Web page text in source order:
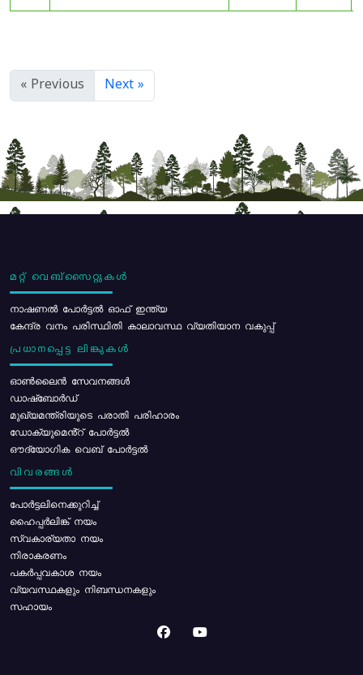
« Previous Next »
മറ്റ് വെബ്സൈറ്റുകൾ
നാഷണൽ പോർട്ടൽ ഓഫ് ഇന്ത്യ
കേന്ദ്ര വനം പരിസ്ഥിതി കാലാവസ്ഥ വ്യതിയാന വകുപ്പ്
പ്രധാനപ്പെട്ട ലിങ്കുകൾ
ഓൺലൈൻ സേവനങ്ങൾ
ഡാഷ്ബോർഡ്
മുഖ്യമന്ത്രിയുടെ പരാതി പരിഹാരം
ഡോക്യുമെൻ്റ് പോർട്ടൽ
ഔദ്യോഗിക വെബ് പോർട്ടൽ
വിവരങ്ങൾ
പോര്‍ട്ടലിനെക്കുറിച്ച്
ഹൈപ്പർലിങ്ക് നയം
സ്വകാര്യതാ നയം
നിരാകരണം
പകർപ്പവകാശ നയം
വ്യവസ്ഥകളും നിബന്ധനകളും
സഹായം